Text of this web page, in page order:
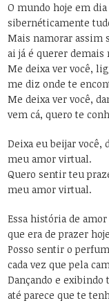
O mundo hoje em
sibernéticamente
Mais namorar assim
ai já é querer demais
Me deixa ver você,
me diz onde te
Me deixa ver você,
vem cá, quero te
Deixa eu beijar você,
meu amor virtual.
Quero sentir teu
meu amor virtual.
Essa história de
que era de prazer
Posso sentir o
cada vez que pela
Dançando e exibindo
até parece que te